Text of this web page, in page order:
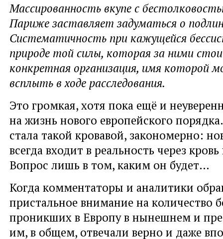
Массированность вкупе с
Париже заставляет задуматься о
Систематичность при кажущейся
природе той силы, которая за ними
конкретная организация, имя которой
всплыть в ходе расследования.
Это громкая, хотя пока ещё и
на жизнь нового европейского
стала такой кровавой, закономерно:
всегда входит в реальность через
Вопрос лишь в том, каким он будет…
Когда комментаторы и аналитики
пристальное внимание на количество
проникших в Европу в нынешнем и
им, в общем, отвечали верно и даже